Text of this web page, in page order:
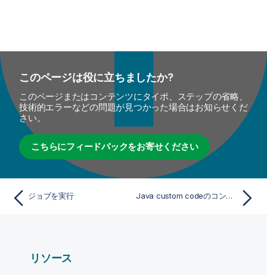
このページは役に立ちましたか?
このページまたはコンテンツにタイポ、ステップの省略、
技術的エラーなどの問題が見つかった場合はお知らせくだ
さい。
こちらにフィードバックをお寄せください
ジョブを実行 Java custom codeのコンポーネント
リソース